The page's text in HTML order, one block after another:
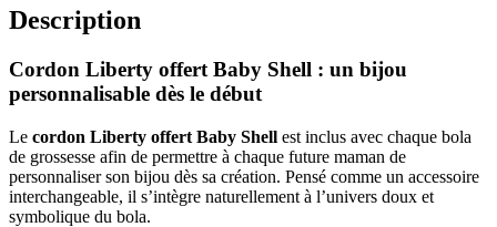
grossesse
Description
Cordon Liberty offert Baby Shell : un bijou
personnalisable dès le début
Le cordon Liberty offert Baby Shell est inclus avec chaque bola
de grossesse afin de permettre à chaque future maman de
personnaliser son bijou dès sa création. Pensé comme un accessoire
interchangeable, il s’intègre naturellement à l’univers doux et
symbolique du bola.